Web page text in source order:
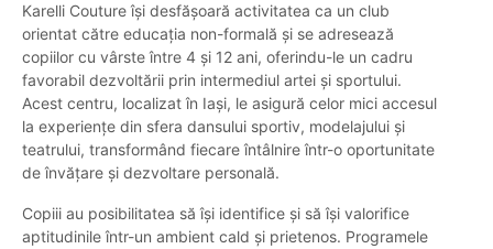
Karelli Couture își desfășoară activitatea ca un club
orientat către educația non-formală și se adresează
copiilor cu vârste între 4 și 12 ani, oferindu-le un cadru
favorabil dezvoltării prin intermediul artei și sportului.
Acest centru, localizat în Iași, le asigură celor mici accesul
la experiențe din sfera dansului sportiv, modelajului și
teatrului, transformând fiecare întâlnire într-o oportunitate
de învățare și dezvoltare personală.
Copiii au posibilitatea să își identifice și să își valorifice
aptitudinile într-un ambient cald și prietenos. Programele